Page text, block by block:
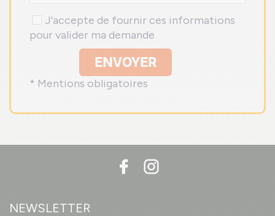
J'accepte de fournir ces informations
pour valider ma demande
ENVOYER
* Mentions obligatoires
NEWSLETTER